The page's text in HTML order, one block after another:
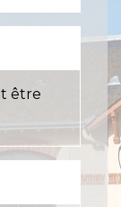
être